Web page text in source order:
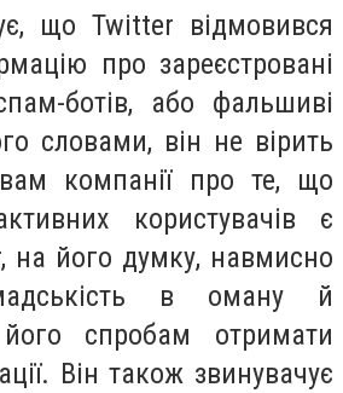
що Twitter відмовився
про зареєстровані
ботів, або фальшиві
словами, він не вірить
компанії про те, що
користувачів є
на його думку, навмисно
в оману й
спробам отримати
Він також звинувачує